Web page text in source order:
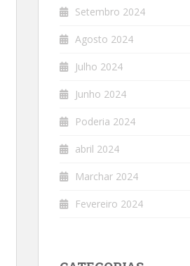
Setembro 2024
Agosto 2024
Julho 2024
Junho 2024
Poderia 2024
abril 2024
Marchar 2024
Fevereiro 2024